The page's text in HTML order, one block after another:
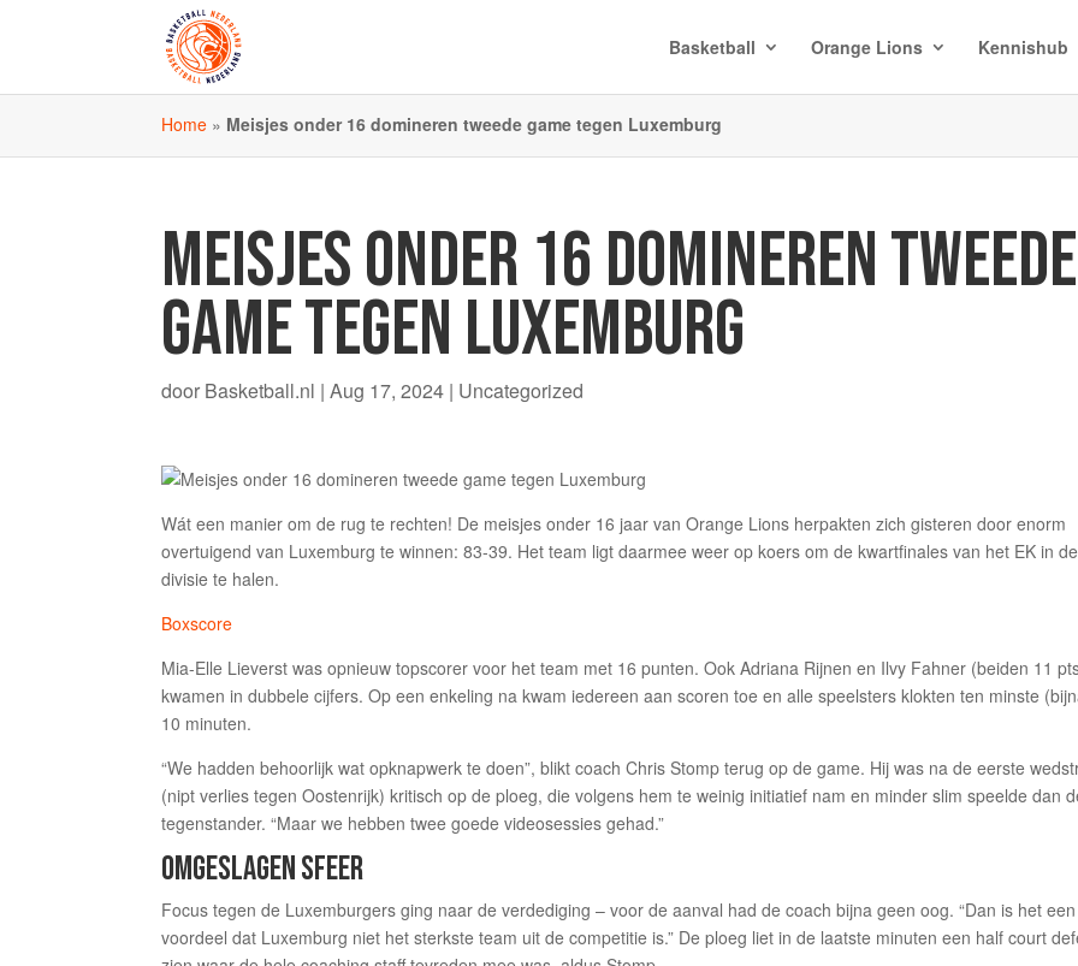
Basketball Orange Lions Kennishub
Home » Meisjes onder 16 domineren tweede game tegen Luxemburg
MEISJES ONDER 16 DOMINEREN TWEEDE
GAME TEGEN LUXEMBURG
door Basketball.nl |Aug 17, 2024 | Uncategorized
Wát een manier om de rug te rechten! De meisjes onder 16 jaar van Orange Lions herpakten zich gisteren door enorm
overtuigend van Luxemburg te winnen: 83-39. Het team ligt daarmee weer op koers om de kwartfinales van het EK in
divisie te halen.
Boxscore
Mia-Elle Lieverst was opnieuw topscorer voor het team met 16 punten. Ook Adriana Rijnen en Ilvy Fahner (beiden 11
kwamen in dubbele cijfers. Op een enkeling na kwam iedereen aan scoren toe en alle speelsters klokten ten minste
10 minuten.
“We hadden behoorlijk wat opknapwerk te doen”, blikt coach Chris Stomp terug op de game. Hij was na de eerste
(nipt verlies tegen Oostenrijk) kritisch op de ploeg, die volgens hem te weinig initiatief nam en minder slim speelde dan
tegenstander. “Maar we hebben twee goede videosessies gehad.”
OMGESLAGEN SFEER
Focus tegen de Luxemburgers ging naar de verdediging – voor de aanval had de coach bijna geen oog. “Dan is het een
voordeel dat Luxemburg niet het sterkste team uit de competitie is.” De ploeg liet in de laatste minuten een half court